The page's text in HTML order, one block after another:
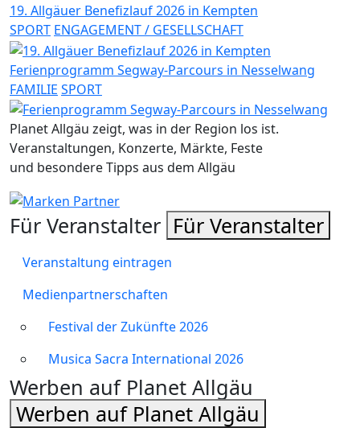
19. Allgäuer Benefizlauf 2026 in Kempten
SPORT ENGAGEMENT / GESELLSCHAFT
Ferienprogramm Segway-Parcours in Nesselwang
FAMILIE SPORT
Planet Allgäu zeigt, was in der Region los ist.
Veranstaltungen, Konzerte, Märkte, Feste
und besondere Tipps aus dem Allgäu
Für Veranstalter Für Veranstalter
Veranstaltung eintragen
Medienpartnerschaften
Festival der Zukünfte 2026
Musica Sacra International 2026
Werben auf Planet Allgäu
Werben auf Planet Allgäu